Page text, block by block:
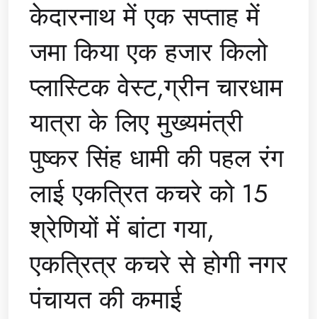
केदारनाथ में एक सप्ताह में
जमा किया एक हजार किलो
प्लास्टिक वेस्ट,ग्रीन चारधाम
यात्रा के लिए मुख्यमंत्री
पुष्कर सिंह धामी की पहल रंग
लाई एकत्रित कचरे को 15
श्रेणियों में बांटा गया,
एकत्रित्र कचरे से होगी नगर
पंचायत की कमाई